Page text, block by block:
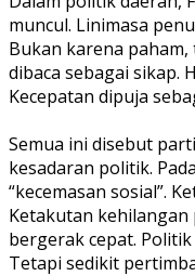
muncul. Linimasa
Bukan karena
dibaca sebagai sikap.
Kecepatan dipuja
Semua ini disebut
kesadaran politik.
“kecemasan sosial”.
Ketakutan kehilangan
bergerak cepat.
Tetapi sedikit